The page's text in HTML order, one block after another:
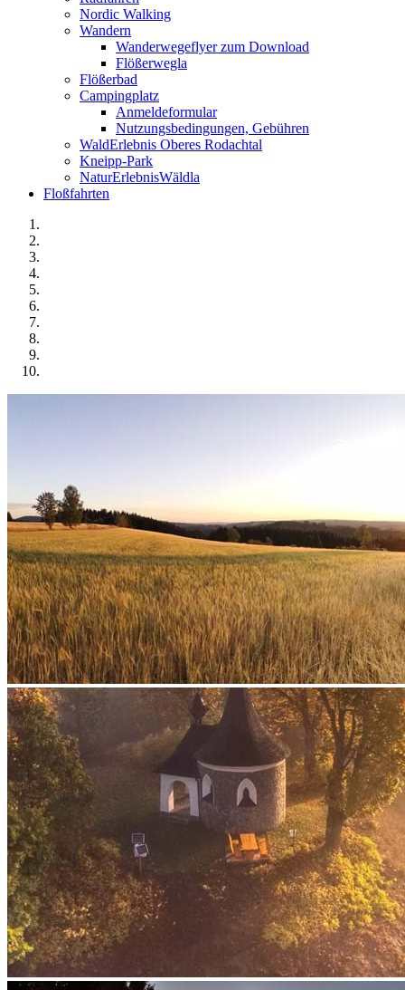
Nordic Walking
Wandern
Wanderwegeflyer zum Download
Flößerwegla
Flößerbad
Campingplatz
Anmeldeformular
Nutzungsbedingungen, Gebühren
WaldErlebnis Oberes Rodachtal
Kneipp-Park
NaturErlebnisWäldla
Floßfahrten